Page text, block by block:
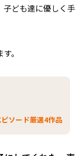
子ども達に優しく手
。
ピソード厳選4作品